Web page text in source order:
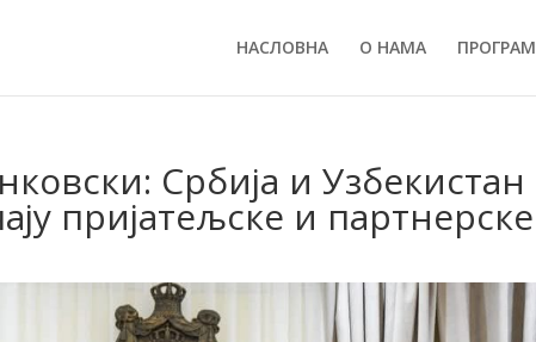
НАСЛОВНА О НАМА ПРОГРАМ
Србија и Узбекистан
пријатељске и партнерске